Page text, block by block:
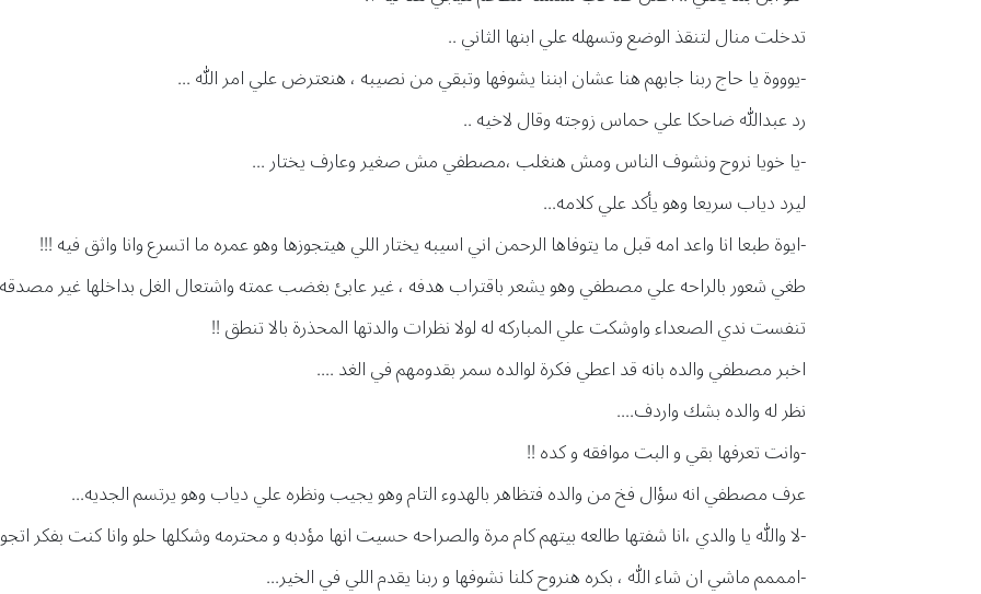
تدخلت منال لتنقذ الوضع وتسهله علي ابنها الثاني ..
-يوووة يا حاج ربنا جابهم هنا عشان ابننا يشوفها وتبقي من نصيبه ، هنعترض علي امر الله ...
رد عبدالله ضاحكا علي حماس زوجته وقال لاخيه ..
-يا خويا نروح ونشوف الناس ومش هنغلب ،مصطفي مش صغير وعارف يختار ...
ليرد دياب سريعا وهو يأكد علي كلامه...
-ايوة طبعا انا واعد امه قبل ما يتوفاها الرحمن اني اسيبه يختار اللي هيتجوزها وهو عمره ما اتسرع وانا واثق فيه !!!
طغي شعور بالراحه علي مصطفي وهو يشعر باقتراب هدفه ، غير عابئ بغضب عمته واشتعال الغل بداخلها غير
تنفست ندي الصعداء واوشكت علي المباركه له لولا نظرات والدتها المحذرة بالا تنطق !!
اخبر مصطفي والده بانه قد اعطي فكرة لوالده سمر بقدومهم في الغد ....
نظر له والده بشك واردف....
-وانت تعرفها بقي و البت موافقه و كده !!
عرف مصطفي انه سؤال فخ من والده فتظاهر بالهدوء التام وهو يجيب ونظره علي دياب وهو يرتسم الجديه...
-لا والله يا والدي ،انا شفتها طالعه بيتهم كام مرة والصراحه حسيت انها مؤدبه و محترمه وشكلها حلو وانا كنت بفكر
-امممم ماشي ان شاء الله ، بكره هنروح كلنا نشوفها و ربنا يقدم اللي في الخير...